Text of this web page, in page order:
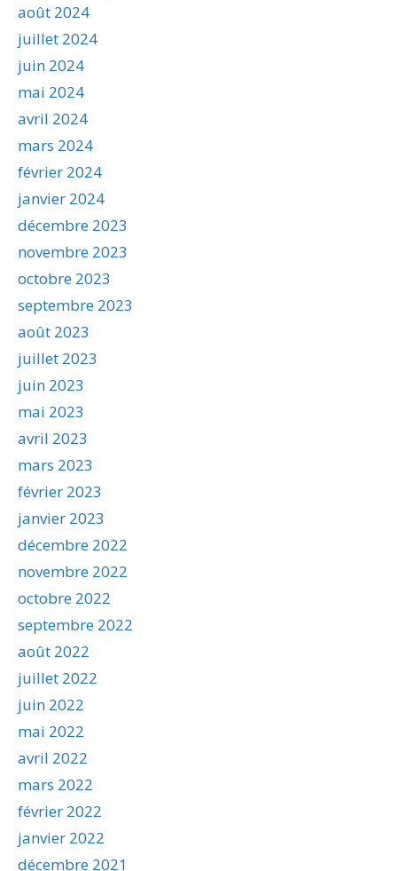
août 2024
juillet 2024
juin 2024
mai 2024
avril 2024
mars 2024
février 2024
janvier 2024
décembre 2023
novembre 2023
octobre 2023
septembre 2023
août 2023
juillet 2023
juin 2023
mai 2023
avril 2023
mars 2023
février 2023
janvier 2023
décembre 2022
novembre 2022
octobre 2022
septembre 2022
août 2022
juillet 2022
juin 2022
mai 2022
avril 2022
mars 2022
février 2022
janvier 2022
décembre 2021